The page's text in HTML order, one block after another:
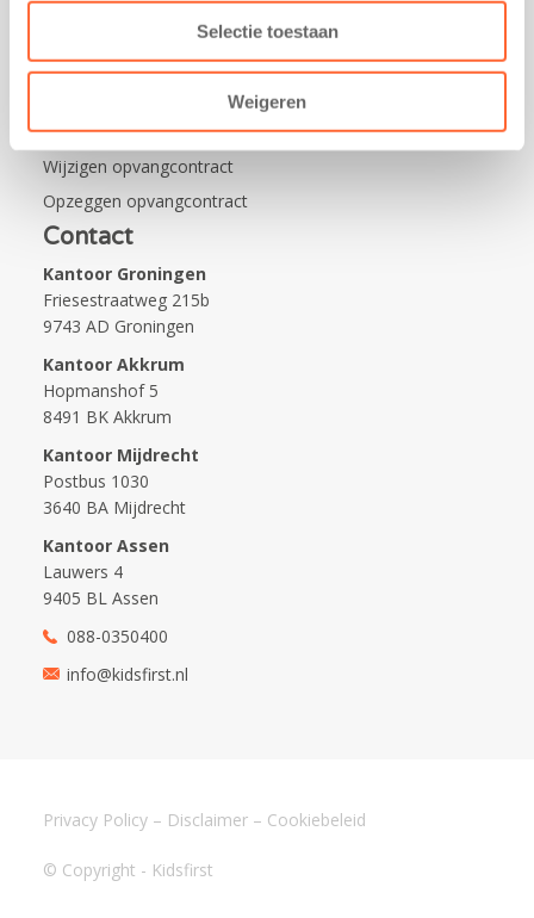
Selectie toestaan
Weigeren
Praktisch
Nieuws over Kids First
Wijzigen opvangcontract
Opzeggen opvangcontract
Contact
Kantoor Groningen
Friesestraatweg 215b
9743 AD Groningen
Kantoor Akkrum
Hopmanshof 5
8491 BK Akkrum
Kantoor Mijdrecht
Postbus 1030
3640 BA Mijdrecht
Kantoor Assen
Lauwers 4
9405 BL Assen
088-0350400
info@kidsfirst.nl
© Copyright - Kidsfirst
Privacy Policy – Disclaimer – Cookiebeleid